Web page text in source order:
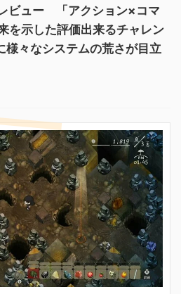
ビュー 「アクション×コマ
を示した評価出来るチャレン
々なシステムの荒さが目立